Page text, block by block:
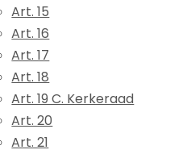
Art. 15
Art. 16
Art. 17
Art. 18
Art. 19 C. Kerkeraad
Art. 20
Art. 21